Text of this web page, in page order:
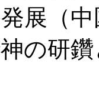
展（
の研